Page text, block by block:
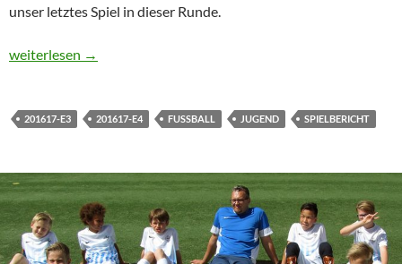
unser letztes Spiel in dieser Runde.
Sensationelles Endspiel zwischen E3 und E4
weiterlesen →
201617-E3 201617-E4 FUSSBALL JUGEND SPIELBERICHT